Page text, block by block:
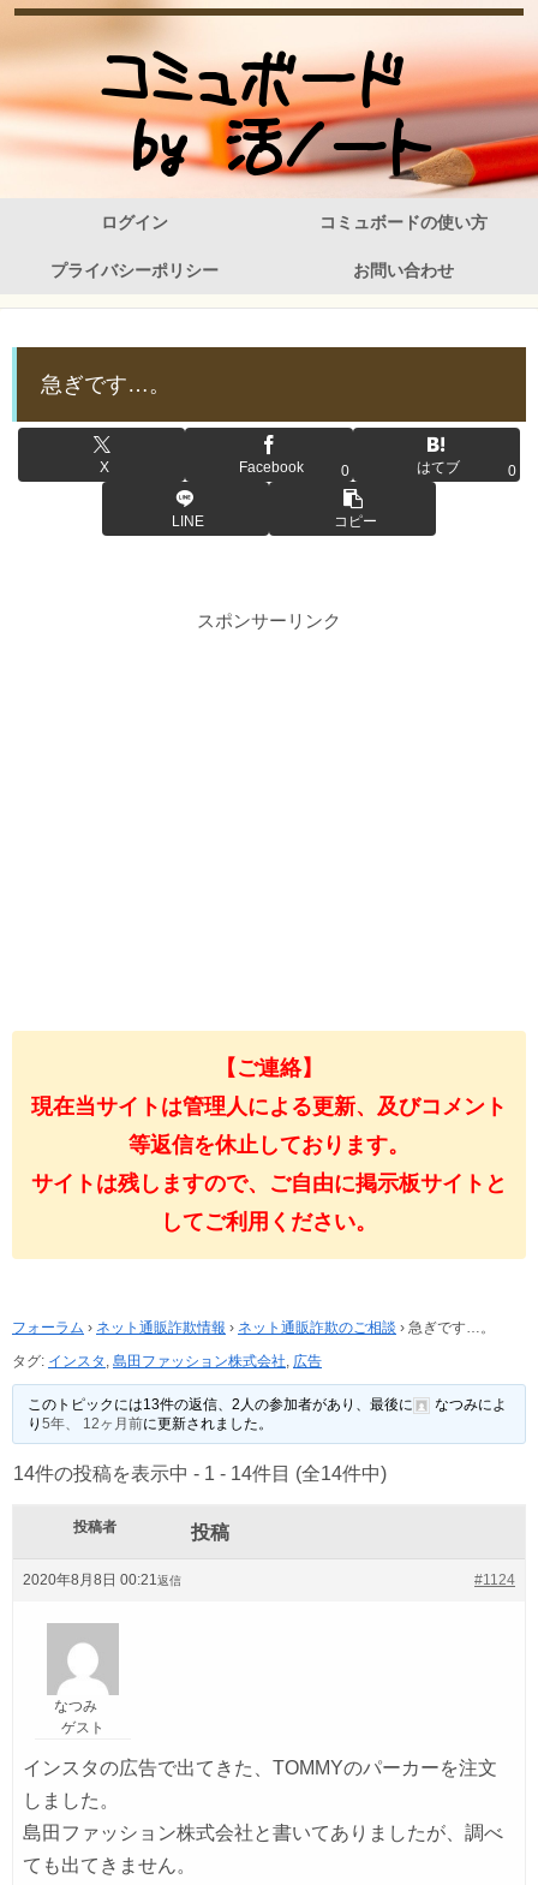
ログイン コミュボードの使い方
プライバシーポリシー お問い合わせ
急ぎです…。
X Facebook 0 はてブ 0
LINE コピー
スポンサーリンク
【ご連絡】
現在当サイトは管理人による更新、及びコメント
等返信を休止しております。
サイトは残しますので、ご自由に掲示板サイトと
してご利用ください。
フォーラム › ネット通販詐欺情報 › ネット通販詐欺のご相談 › 急ぎです…。
タグ: インスタ , 島田ファッション株式会社, 広告
このトピックには13件の返信、2人の参加者があり、最後に なつみによ
り 5年、 12ヶ月前に更新されました。
14件の投稿を表示中 - 1 - 14件目 (全14件中)
投稿者 投稿
2020年8月8日 00:21 #1124
返信
なつみ
ゲスト
インスタの広告で出てきた、TOMMYのパーカーを注文
しました。
島田ファッション株式会社と書いてありましたが、調べ
ても出てきません。